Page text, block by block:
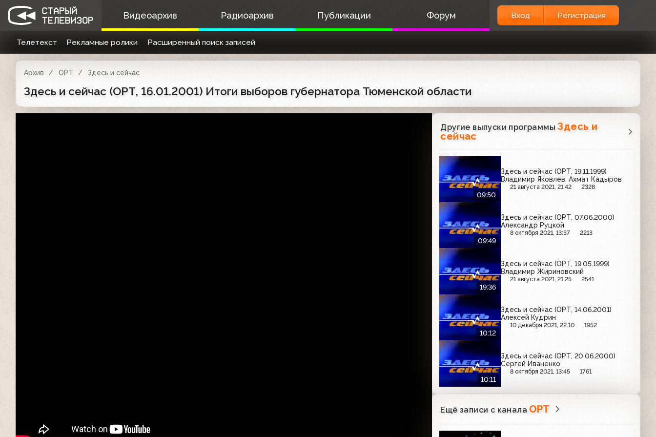
Видеоархив Радиоархив Публикации Форум Вход Регистрация
Телетекст Рекламные ролики Расширенный поиск записей
Архив ОРТ Здесь и сейчас
Здесь и сейчас (ОРТ, 16.01.2001) Итоги выборов губернатора Тюменской области
Другие выпуски программы Здесь и
сейчас
09:50
Здесь и сейчас (ОРТ, 19.11.1999)
Владимир Яковлев, Ахмат Кадыров
21 августа 2021, 21:42 2328
09:49
Здесь и сейчас (ОРТ, 07.06.2000)
Александр Руцкой
8 октября 2021, 13:37 2213
19:36
Здесь и сейчас (ОРТ, 19.05.1999)
Владимир Жириновский
21 августа 2021, 21:25 2541
10:12
Здесь и сейчас (ОРТ, 14.06.2001)
Алексей Кудрин
10 декабря 2021, 22:10 1952
10:11
Здесь и сейчас (ОРТ, 20.06.2000)
Сергей Иваненко
8 октября 2021, 13:45 1761
Ещё записи с канала ОРТ